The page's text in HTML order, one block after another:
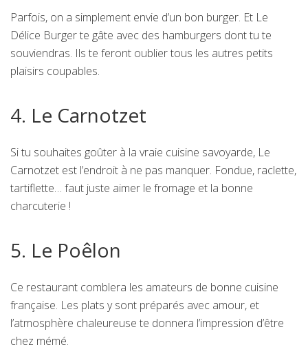
Parfois, on a simplement envie d’un bon burger. Et Le
Délice Burger te gâte avec des hamburgers dont tu te
souviendras. Ils te feront oublier tous les autres petits
plaisirs coupables.
4. Le Carnotzet
Si tu souhaites goûter à la vraie cuisine savoyarde, Le
Carnotzet est l’endroit à ne pas manquer. Fondue, raclette,
tartiflette… faut juste aimer le fromage et la bonne
charcuterie !
5. Le Poêlon
Ce restaurant comblera les amateurs de bonne cuisine
française. Les plats y sont préparés avec amour, et
l’atmosphère chaleureuse te donnera l’impression d’être
chez mémé.